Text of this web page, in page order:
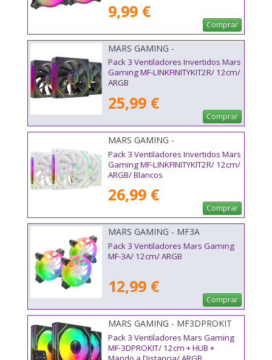
9,99 €
Comprar
MARS GAMING -
MFLINKFINITYKIT2R
Pack 3 Ventiladores Invertidos Mars
Gaming MF-LINKFINITYKIT2R/ 12cm/
ARGB
25,99 €
Comprar
MARS GAMING -
MFLINKFINITYKIT2RW
Pack 3 Ventiladores Invertidos Mars
Gaming MF-LINKFINITYKIT2R/ 12cm/
ARGB/ Blancos
26,99 €
Comprar
MARS GAMING - MF3A
Pack 3 Ventiladores Mars Gaming
MF-3A/ 12cm/ ARGB
12,99 €
Comprar
MARS GAMING - MF3DPROKIT
Pack 3 Ventiladores Mars Gaming
MF-3DPROKIT/ 12cm + HUB +